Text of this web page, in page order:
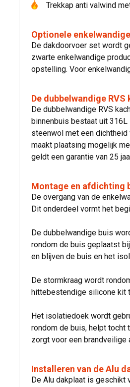
Trekkap anti valwind
Optionele
De dakdoorvoer set wordt
zwarte enkelwandige
opstelling. Voor
De dubbelwandige RVS
De dubbelwandige RVS
binnenbuis bestaat uit
steenwol met een dichtheid
maakt plaatsing mogelijk
geldt een garantie van 25
Montage en afdichting
De overgang van de
Dit onderdeel vormt het
De dubbelwandige buis
rondom de buis geplaatst
en blijven de buis en het
De stormkraag wordt
hittebestendige silicone kit
Het isolatiedoek wordt
rondom de buis, helpt tocht
zorgt voor een brandveilige
Installeren van de Alu
De Alu dakplaat is geschikt